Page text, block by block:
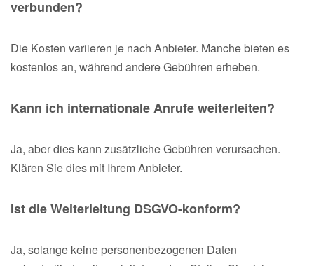
verbunden?
Die Kosten variieren je nach Anbieter. Manche bieten es
kostenlos an, während andere Gebühren erheben.
Kann ich internationale Anrufe weiterleiten?
Ja, aber dies kann zusätzliche Gebühren verursachen.
Klären Sie dies mit Ihrem Anbieter.
Ist die Weiterleitung DSGVO-konform?
Ja, solange keine personenbezogenen Daten